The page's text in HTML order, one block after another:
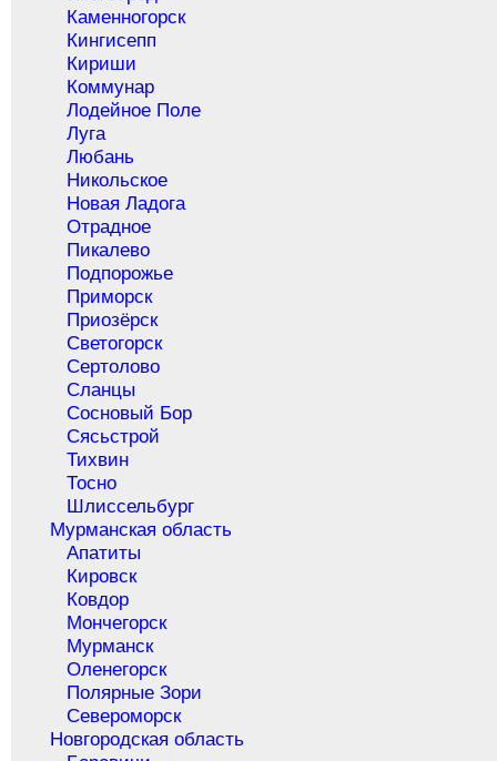
Каменногорск
Кингисепп
Кириши
Коммунар
Лодейное Поле
Луга
Любань
Никольское
Новая Ладога
Отрадное
Пикалево
Подпорожье
Приморск
Приозёрск
Светогорск
Сертолово
Сланцы
Сосновый Бор
Сясьстрой
Тихвин
Тосно
Шлиссельбург
Мурманская область
Апатиты
Кировск
Ковдор
Мончегорск
Мурманск
Оленегорск
Полярные Зори
Североморск
Новгородская область